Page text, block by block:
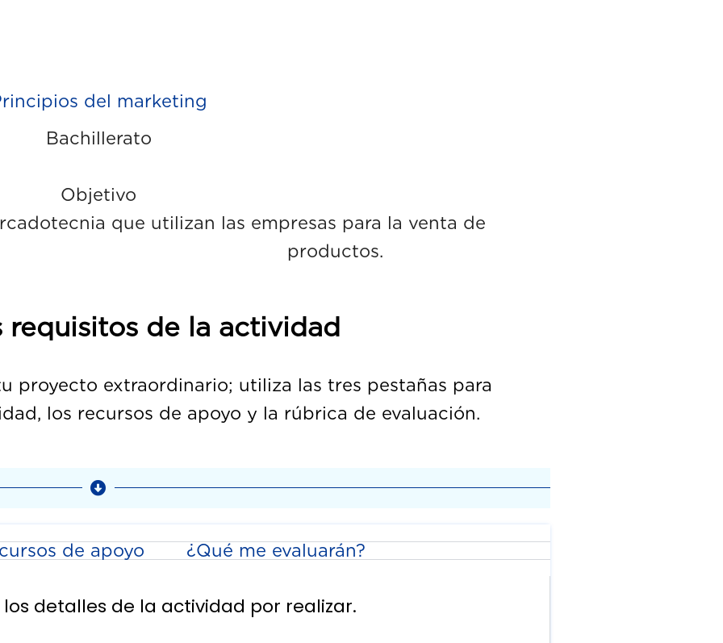
del marketing
Bachillerato
Objetivo
que utilizan las empresas para la venta de
requisitos de la actividad
proyecto extraordinario; utiliza las tres pestañas para
los recursos de apoyo y la rúbrica de evaluación.
de apoyo ¿Qué me evaluarán?
detalles de la actividad por realizar.